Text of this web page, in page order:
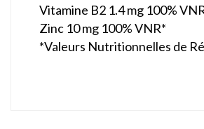
Vitamine B2 1.4 mg 100%
Zinc 10 mg 100% VNR*
*Valeurs Nutritionnelles de